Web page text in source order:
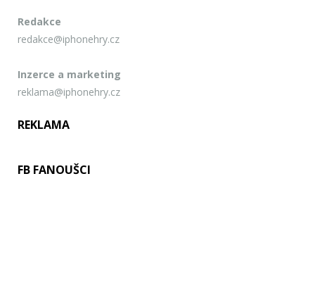
Redakce
redakce@iphonehry.cz
Inzerce a marketing
reklama@iphonehry.cz
REKLAMA
FB FANOUŠCI